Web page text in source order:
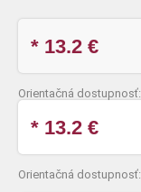
* 13.2 €
Orientačná dostupnosť:
* 13.2 €
Orientačná dostupnosť: